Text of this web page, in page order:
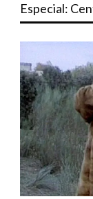
Especial: